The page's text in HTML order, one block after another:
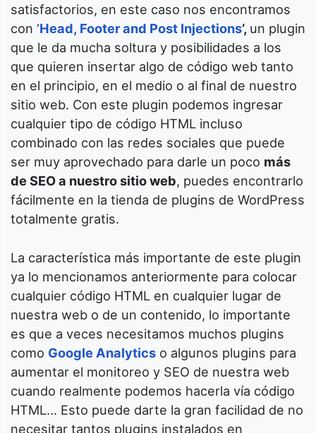
satisfactorios, en este caso nos encontramos
con ‘Head, Footer and Post Injections’, un plugin
que le da mucha soltura y posibilidades a los
que quieren insertar algo de código web tanto
en el principio, en el medio o al final de nuestro
sitio web. Con este plugin podemos ingresar
cualquier tipo de código HTML incluso
combinado con las redes sociales que puede
ser muy aprovechado para darle un poco más
de SEO a nuestro sitio web, puedes encontrarlo
fácilmente en la tienda de plugins de WordPress
totalmente gratis.
La característica más importante de este plugin
ya lo mencionamos anteriormente para colocar
cualquier código HTML en cualquier lugar de
nuestra web o de un contenido, lo importante
es que a veces necesitamos muchos plugins
como Google Analytics o algunos plugins para
aumentar el monitoreo y SEO de nuestra web
cuando realmente podemos hacerla vía código
HTML… Esto puede darte la gran facilidad de no
necesitar tantos plugins instalados en